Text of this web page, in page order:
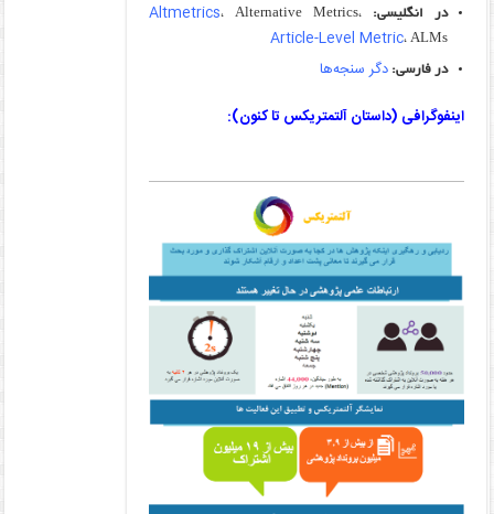
در انگلیسی: Altmetrics، Alternative Metrics،
Article-Level Metric، ALMs
در فارسی: دگر سنجه‌ها
اینفوگرافی (داستان آلتمتریکس تا کنون):